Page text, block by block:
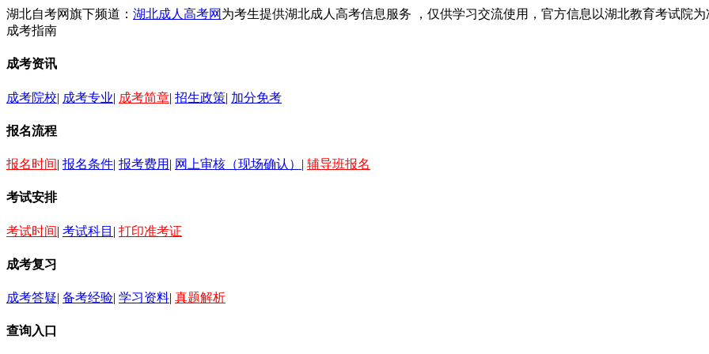
湖北自考网旗下频道： 湖北成人高考网 为考生提供湖北成人高考信息服务 ，仅供学习交流使用，官方信息以湖北教育考试院为
成考指南
成考资讯
成考院校| 成考专业| 成考简章| 招生政策| 加分免考
报名流程
报名时间| 报名条件| 报考费用 | 网上审核（现场确认） | 辅导班报名
考试安排
考试时间| 考试科目 | 打印准考证
成考复习
成考答疑| 备考经验| 学习资料| 真题解析
查询入口